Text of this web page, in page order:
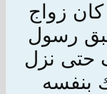
كان زواج
رسول
حتى نزل
بنفسه